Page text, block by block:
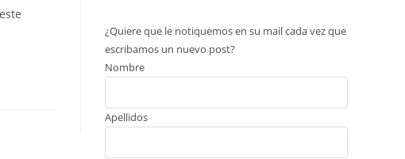
¿Quiere que le notiquemos en su mail cada vez que
escribamos un nuevo post?
Nombre
Apellidos